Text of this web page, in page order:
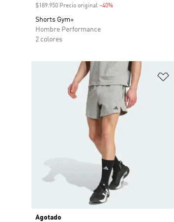
$189.950 Precio original -40%
Shorts Gym+
Hombre Performance
2 colores
Agotado